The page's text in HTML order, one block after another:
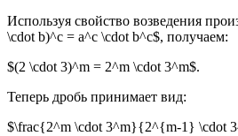
Используя свойство возведения
\cdot b)^c = a^c \cdot b^c$, получаем:
$(2 \cdot 3)^m = 2^m \cdot 3^m$.
Теперь дробь принимает вид:
$\frac{2^m \cdot 3^m}{2^{m-1} \cdot